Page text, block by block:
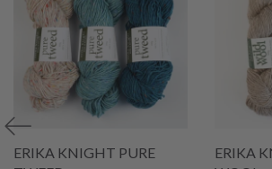
ERIKA KNIGHT PURE
ERIKA